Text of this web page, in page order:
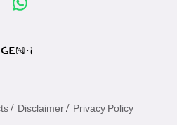
/ Disclaimer / Privacy Policy